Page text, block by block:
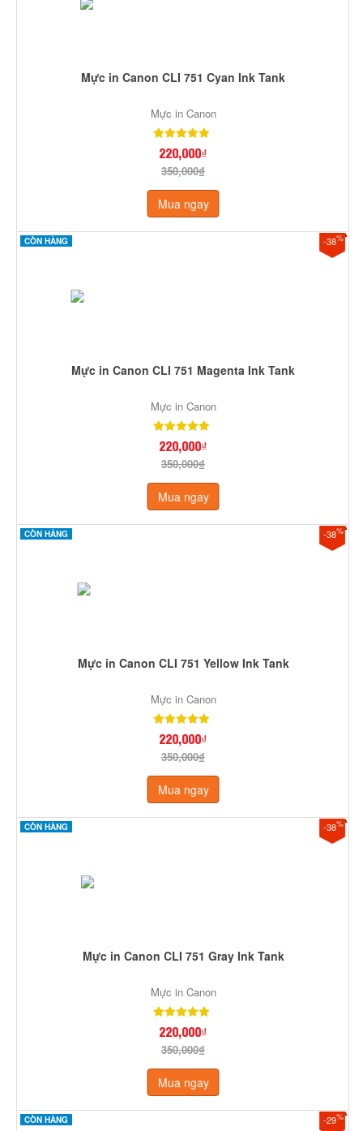
Mực in Canon CLI 751 Cyan Ink Tank
Mực in Canon
220,000₫
350,000₫
Mua ngay
-38%
CÒN HÀNG
Mực in Canon CLI 751 Magenta Ink Tank
Mực in Canon
220,000₫
350,000₫
Mua ngay
-38%
CÒN HÀNG
Mực in Canon CLI 751 Yellow Ink Tank
Mực in Canon
220,000₫
350,000₫
Mua ngay
-38%
CÒN HÀNG
Mực in Canon CLI 751 Gray Ink Tank
Mực in Canon
220,000₫
350,000₫
Mua ngay
-29%
CÒN HÀNG